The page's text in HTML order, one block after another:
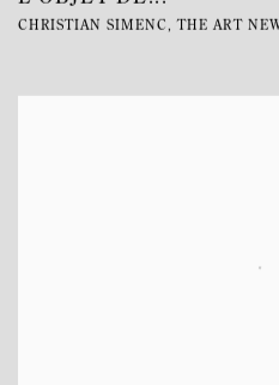
CHRISTIAN SIMENC, THE ART